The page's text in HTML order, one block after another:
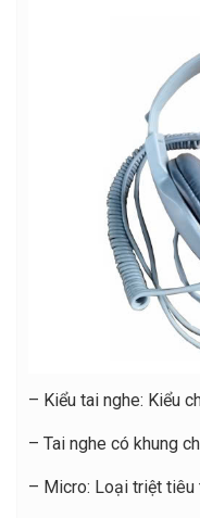
– Kiểu tai nghe: Kiểu
– Tai nghe có khung
– Micro: Loại triệt tiêu